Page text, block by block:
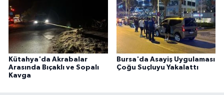
Kütahya'da Akrabalar
Arasında Bıçaklı ve Sopalı
Kavga
Bursa'da Asayiş Uygulaması
Çoğu Suçluyu Yakalattı